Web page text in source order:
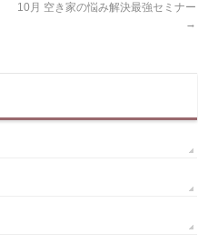
10月 空き家の悩み解決最強セミナー
→